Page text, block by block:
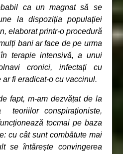
ca un magnat să se
la dispoziția populației
elaborat printr-o procedură
bani ar face de pe urma
terapie intensivă, a unui
cronici, infectați cu
fi eradicat-o cu vaccinul.
am dezvățat de la
teoriilor conspiraționiste,
tocmai pe baza
cu cât sunt combătute mai
se întărește convingerea